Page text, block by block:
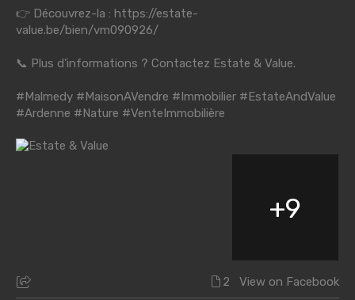
👉 Découvrez-la : https://estate-
value.be/bien/vm090926/
📞 Plus d'informations ? Contactez Estate & Value.
#Malmedy #MaisonAVendre #Immobilier #EstateAndValue
#Ardenne #Nature #VenteImmobilière
+9
2 View on Facebook